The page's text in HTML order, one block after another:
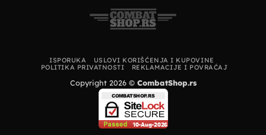
ISPORUKA
USLOVI KORIŠĆENJA I KUPOVINE
POLITIKA PRIVATNOSTI
REKLAMACIJE I POVRAĆAJ
Copyright 2026 © CombatShop.rs